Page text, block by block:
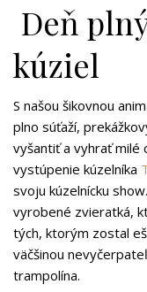
Deň
kúziel
S našou šikovnou
plno súťaží,
vyšantiť a vyhrať milé
vystúpenie kúzelníka
svoju kúzelnícku
vyrobené zvieratká,
tých, ktorým zostal
väčšinou
trampolína.